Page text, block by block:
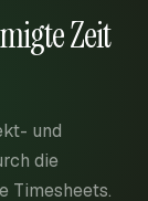
Zeit
und
die
Timesheets.